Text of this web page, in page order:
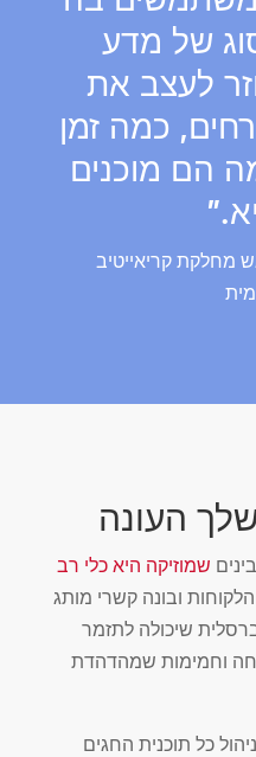
של מדע
לעצב את
כמה זמן
הם מוכנים
מחלקת קריאייטיב
העונה
שמוזיקה היא כלי רב
ובונה קשרי מותג
שיכולה לתזמר
וחמימות שמהדהדת
כל תוכנית החגים